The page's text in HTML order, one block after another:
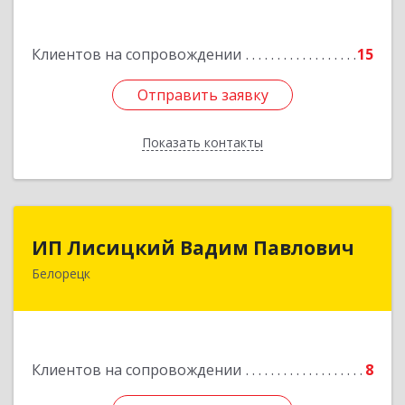
Клиентов на сопровождении 15
Отправить заявку
Показать контакты
Отправить заявку
Назад
ИП Лисицкий Вадим Павлович
Белорецк
Клиентов на сопровождении 8
ИП Лисицкий Вадим Павлович
453501, Башкортостан Респ, Белорецк г,